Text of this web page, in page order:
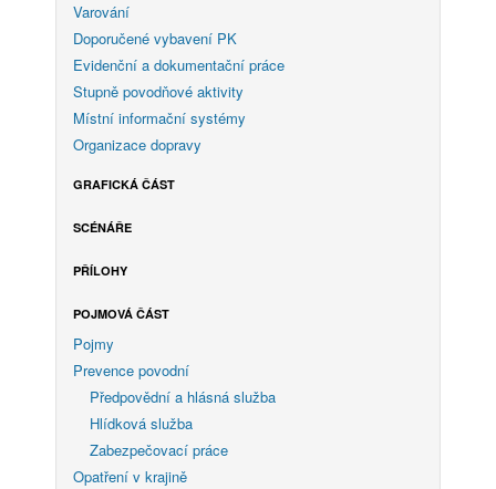
Varování
Doporučené vybavení PK
Evidenční a dokumentační práce
Stupně povodňové aktivity
Místní informační systémy
Organizace dopravy
GRAFICKÁ ČÁST
SCÉNÁŘE
PŘÍLOHY
POJMOVÁ ČÁST
Pojmy
Prevence povodní
Předpovědní a hlásná služba
Hlídková služba
Zabezpečovací práce
Opatření v krajině